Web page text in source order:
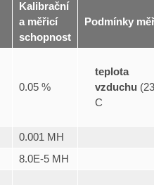
Kalibrační
a měřicí
schopnost
Podmínky
0.05 %
teplota
vzduchu
C
0.001 MH
8.0E-5 MH